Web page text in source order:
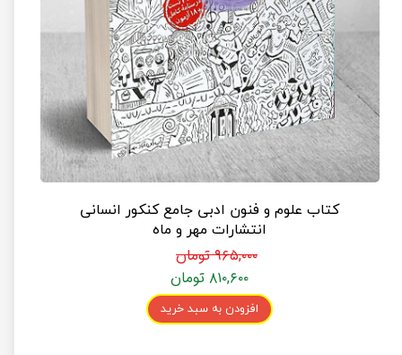
کتاب علوم و فنون ادبی جامع کنکور انسانی
انتشارات مهر و ماه
۹۶۵,۰۰۰ تومان
۸۱۰,۶۰۰ تومان
افزودن به سبد خرید